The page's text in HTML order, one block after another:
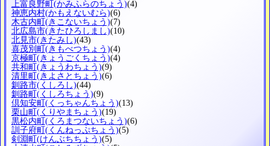
上富良野町 (かみふらのちょう)(4)
神恵内村(かもえないむら)(6)
木古内町 (きこないちょう)(7)
北広島市(きたひろしまし)(10)
北見市(きたみし)(43)
喜茂別町 (きもべつちょう)(4)
京極町 (きょうごくちょう)(4)
共和町 (きょうわちょう)(9)
清里町 (きよさとちょう)(6)
釧路市(くしろし)(44)
釧路町 (くしろちょう)(9)
倶知安町 (くっちゃんちょう)(13)
栗山町 (くりやまちょう)(19)
黒松内町 (くろまつないちょう)(6)
訓子府町 (くんねっぷちょう)(5)
剣淵町 (けんぶちちょう)(5)